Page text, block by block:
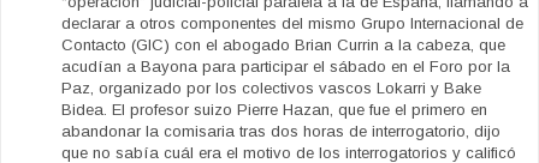
declarar a otros componentes del mismo Grupo Internacional de
Contacto (GIC) con el abogado Brian Currin a la cabeza, que
acudían a Bayona para participar el sábado en el Foro por la
Paz, organizado por los colectivos vascos Lokarri y Bake
Bidea. El profesor suizo Pierre Hazan, que fue el primero en
abandonar la comisaria tras dos horas de interrogatorio, dijo
que no sabía cuál era el motivo de los interrogatorios y calificó